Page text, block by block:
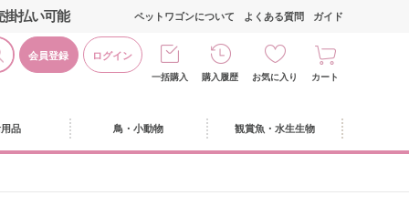
掛払い可能
会員登録 ログイン
ペットワゴンについて よくある質問 ガイド
一括購入 購入履歴 お気に入り カート
品 鳥・小動物 観賞魚・水生生物